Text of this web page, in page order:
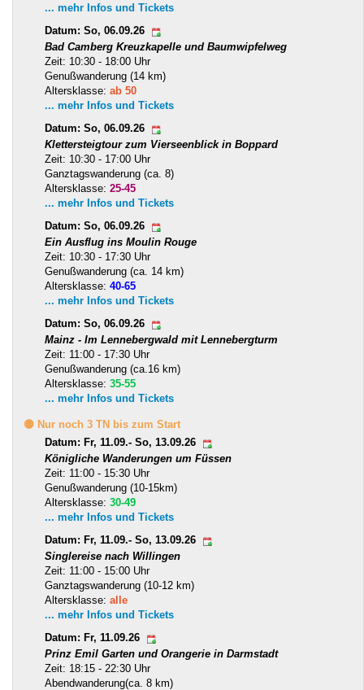
... mehr Infos und Tickets
Datum: So, 06.09.26
Bad Camberg Kreuzkapelle und Baumwipfelweg
Zeit: 10:30 - 18:00 Uhr
Genußwanderung (14 km)
Altersklasse: ab 50
... mehr Infos und Tickets
Datum: So, 06.09.26
Klettersteigtour zum Vierseenblick in Boppard
Zeit: 10:30 - 17:00 Uhr
Ganztagswanderung (ca. 8)
Altersklasse: 25-45
... mehr Infos und Tickets
Datum: So, 06.09.26
Ein Ausflug ins Moulin Rouge
Zeit: 10:30 - 17:30 Uhr
Genußwanderung (ca. 14 km)
Altersklasse: 40-65
... mehr Infos und Tickets
Datum: So, 06.09.26
Mainz - Im Lennebergwald mit Lennebergturm
Zeit: 11:00 - 17:30 Uhr
Genußwanderung (ca.16 km)
Altersklasse: 35-55
... mehr Infos und Tickets
🟡 Nur noch 3 TN bis zum Start
Datum: Fr, 11.09.- So, 13.09.26
Königliche Wanderungen um Füssen
Zeit: 11:00 - 15:30 Uhr
Genußwanderung (10-15km)
Altersklasse: 30-49
... mehr Infos und Tickets
Datum: Fr, 11.09.- So, 13.09.26
Singlereise nach Willingen
Zeit: 11:00 - 15:00 Uhr
Ganztagswanderung (10-12 km)
Altersklasse: alle
... mehr Infos und Tickets
Datum: Fr, 11.09.26
Prinz Emil Garten und Orangerie in Darmstadt
Zeit: 18:15 - 22:30 Uhr
Abendwanderung(ca. 8 km)